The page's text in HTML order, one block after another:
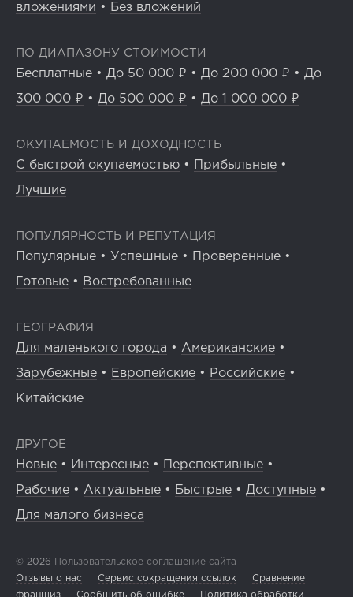
вложениями • Без вложений
ПО ДИАПАЗОНУ СТОИМОСТИ
Бесплатные • До 50 000 ₽ • До 200 000 ₽ • До
300 000 ₽ • До 500 000 ₽ • До 1 000 000 ₽
ОКУПАЕМОСТЬ И ДОХОДНОСТЬ
С быстрой окупаемостью • Прибыльные •
Лучшие
ПОПУЛЯРНОСТЬ И РЕПУТАЦИЯ
Популярные • Успешные • Проверенные •
Готовые • Востребованные
ГЕОГРАФИЯ
Для маленького города • Американские •
Зарубежные • Европейские • Российские •
Китайские
ДРУГОЕ
Новые • Интересные • Перспективные •
Рабочие • Актуальные • Быстрые • Доступные •
Для малого бизнеса
© 2026 Пользовательское соглашение сайта
Отзывы о нас
Сервис сокращения ссылок
Сравнение
франшиз
Сообщить об ошибке Политика обработки